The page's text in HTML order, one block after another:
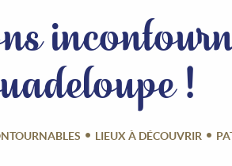
!
LIEUX À DÉCOUVRIR